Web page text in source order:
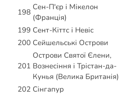
198
Сен-П'єр і Мікелон
(Франція)
199 Сент-Кіттс і Невіс
200 Сейшельські Острови
201
Острови Святої Єлени,
Вознесіння і Трістан-да-
Кунья (Велика Британія)
202 Сінгапур